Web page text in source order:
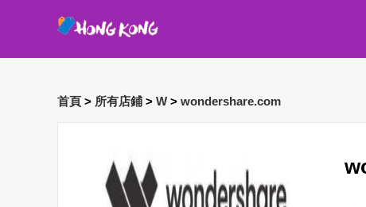
首頁 > 所有店鋪 > W > wondershare.com